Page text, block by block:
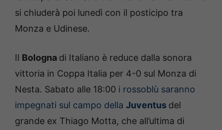
si chiuderà poi lunedì con il posticipo tra
Monza e Udinese.
Il Bologna di Italiano è reduce dalla sonora
vittoria in Coppa Italia per 4-0 sul Monza di
Nesta. Sabato alle 18:00 i rossoblù saranno
impegnati sul campo della Juventus del
grande ex Thiago Motta, che all’ultima di